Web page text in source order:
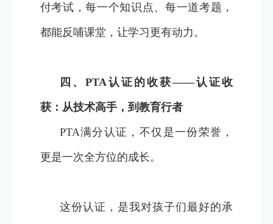
付考试，每一个知识点、每一道考题，
都能反哺课堂，让学习更有动力。
四、PTA认证的收获——认证收
获：从技术高手，到教育行者
PTA满分认证，不仅是一份荣誉，
更是一次全方位的成长。
这份认证，是我对孩子们最好的承